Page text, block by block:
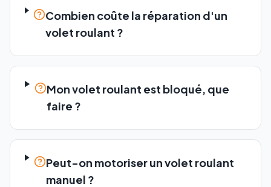
Combien coûte la réparation d'un
volet roulant ?
Mon volet roulant est bloqué, que
faire ?
Peut-on motoriser un volet roulant
manuel ?